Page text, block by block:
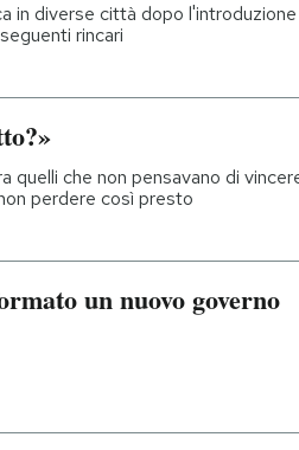
in diverse città dopo
rincari
quelli che non pensavano di
perdere così presto
un nuovo governo